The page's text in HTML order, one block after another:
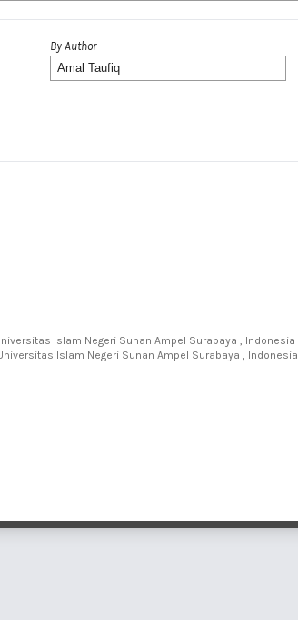
By Author
Islam Negeri Sunan Ampel Surabaya , Indonesia ,
Islam Negeri Sunan Ampel Surabaya , Indonesia